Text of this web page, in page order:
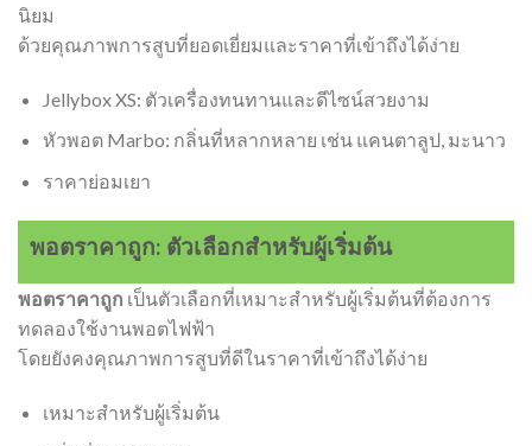
นิยม
ด้วยคุณภาพการสูบที่ยอดเยี่ยมและราคาที่เข้าถึงได้ง่าย
Jellybox XS: ตัวเครื่องทนทานและดีไซน์สวยงาม
หัวพอต Marbo: กลิ่นที่หลากหลาย เช่น แคนตาลูป, มะนาว
ราคาย่อมเยา
พอตราคาถูก: ตัวเลือกสำหรับผู้เริ่มต้น
พอตราคาถูก เป็นตัวเลือกที่เหมาะสำหรับผู้เริ่มต้นที่ต้องการ
ทดลองใช้งานพอตไฟฟ้า
โดยยังคงคุณภาพการสูบที่ดีในราคาที่เข้าถึงได้ง่าย
เหมาะสำหรับผู้เริ่มต้น